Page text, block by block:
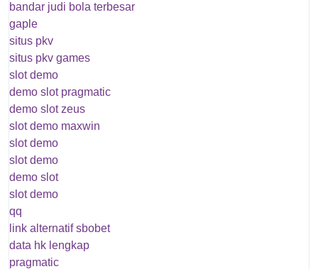
bandar judi bola terbesar
gaple
situs pkv
situs pkv games
slot demo
demo slot pragmatic
demo slot zeus
slot demo maxwin
slot demo
slot demo
demo slot
slot demo
qq
link alternatif sbobet
data hk lengkap
pragmatic